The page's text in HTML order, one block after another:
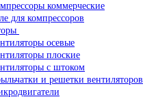
коммерческие
для компрессоров
осевые
плоские
с штоком
и решетки вентиляторов